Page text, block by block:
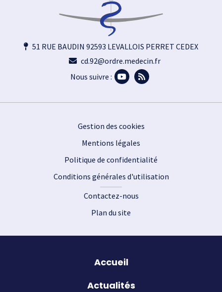
51 RUE BAUDIN 92593 LEVALLOIS PERRET CEDEX
cd.92@ordre.medecin.fr
Nous suivre :
Gestion des cookies
Mentions légales
Politique de confidentialité
Conditions générales d'utilisation
Contactez-nous
Plan du site
Accueil
Actualités